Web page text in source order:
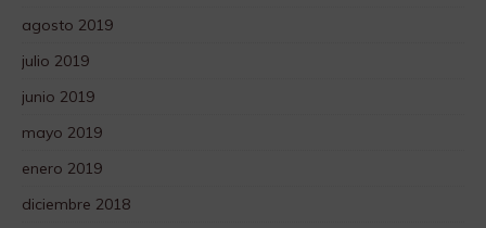
agosto 2019
julio 2019
junio 2019
mayo 2019
enero 2019
diciembre 2018